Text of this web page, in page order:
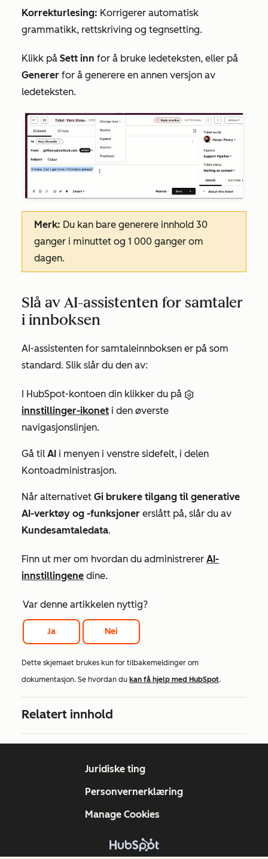
Korrekturlesing: Korrigerer automatisk
grammatikk, rettskriving og tegnsetting.
Klikk på Sett inn for å bruke ledeteksten, eller på
Generer for å generere en annen versjon av
ledeteksten.
Merk: Du kan bare generere innhold 30
ganger i minuttet og 1 000 ganger om
dagen.
Slå av AI-assistenten for samtaler
i innboksen
AI-assistenten for samtaleinnboksen er på som
standard. Slik slår du den av:
I HubSpot-kontoen din klikker du på
innstillinger-ikonet i den øverste
navigasjonslinjen.
Gå til AI i menyen i venstre sidefelt, i delen
Kontoadministrasjon.
Når alternativet Gi brukere tilgang til generative
AI-verktøy og -funksjoner erslått på, slår du av
Kundesamtaledata.
Finn ut mer om hvordan du administrerer AI-
innstillingene dine.
Var denne artikkelen nyttig?
Ja Nei
Dette skjemaet brukes kun for tilbakemeldinger om
dokumentasjon. Se hvordan du kan få hjelp med HubSpot.
Relatert innhold
Juridiske ting
Personvernerklæring
Manage Cookies